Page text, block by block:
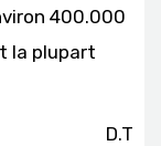
400.000
la plupart
D.T